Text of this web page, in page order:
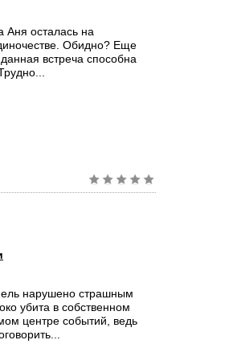
Аня осталась на
Обидно? Еще
встреча способна
нарушено страшным
убита в собственном
центре событий, ведь